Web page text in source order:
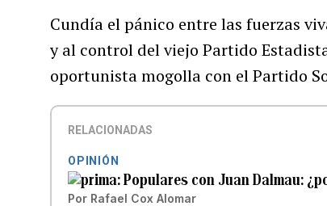
Cundía el pánico entre las fuerzas
y al control del viejo Partido
oportunista mogolla con el Partido
RELACIONADAS
OPINIÓN
Populares con Juan Dalmau:
Por Rafael Cox Alomar